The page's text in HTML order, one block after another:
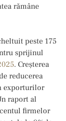
rămâne
peste 175
sprijinul
. Creșterea
reducerea
exporturilor
raport al
firmelor